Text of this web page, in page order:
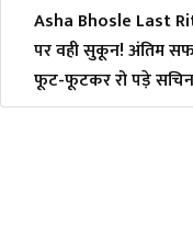
Asha Bhosle Last
पर वही सुकून! अंतिम
फूट-फूटकर रो पड़े